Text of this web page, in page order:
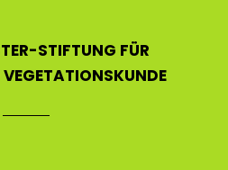
STIFTUNG FÜR